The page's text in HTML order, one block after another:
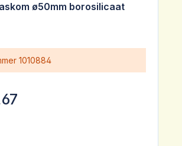
ø50mm borosilicaat
1010884